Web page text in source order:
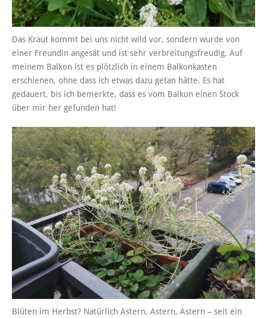
Das Kraut kommt bei uns nicht wild vor, sondern wurde von
einer Freundin angesät und ist sehr verbreitungsfreudig. Auf
meinem Balkon ist es plötzlich in einem Balkonkasten
erschienen, ohne dass ich etwas dazu getan hätte. Es hat
gedauert, bis ich bemerkte, dass es vom Balkon einen Stock
über mir her gefunden hat!
Blüten im Herbst? Natürlich Astern, Astern, Astern – seit ein